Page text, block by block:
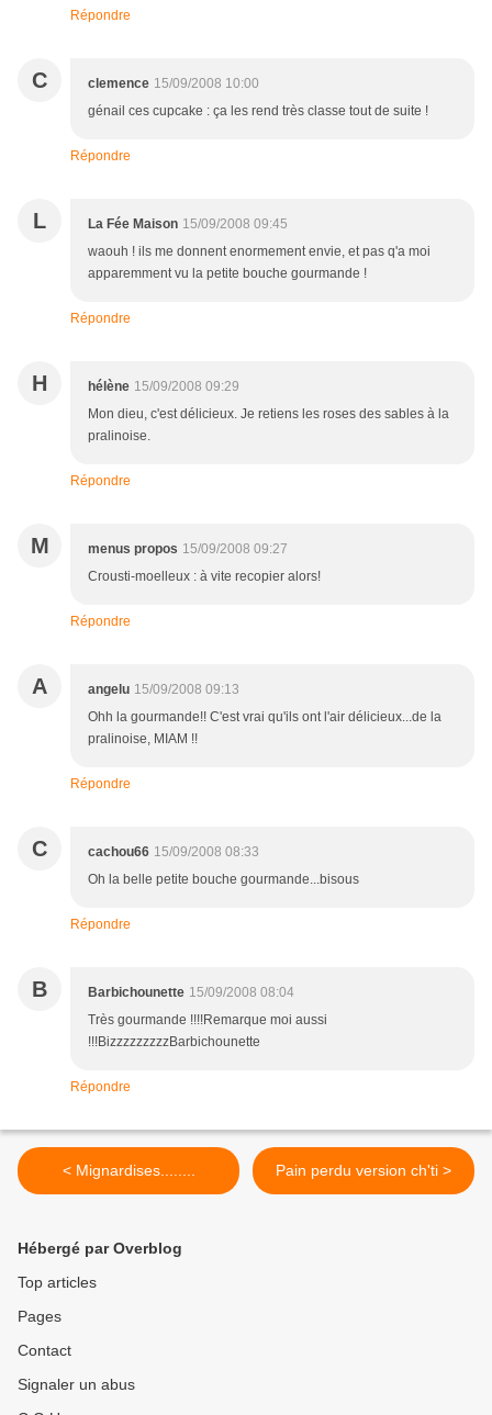
Répondre
C clemence 15/09/2008 10:00
génail ces cupcake : ça les rend très classe tout de suite !
Répondre
L La Fée Maison 15/09/2008 09:45
waouh ! ils me donnent enormement envie, et pas q'a moi
apparemment vu la petite bouche gourmande !
Répondre
H hélène 15/09/2008 09:29
Mon dieu, c'est délicieux. Je retiens les roses des sables à la
pralinoise.
Répondre
M menus propos 15/09/2008 09:27
Crousti-moelleux : à vite recopier alors!
Répondre
A angelu 15/09/2008 09:13
Ohh la gourmande!! C'est vrai qu'ils ont l'air délicieux...de la
pralinoise, MIAM !!
Répondre
C cachou66 15/09/2008 08:33
Oh la belle petite bouche gourmande...bisous
Répondre
B Barbichounette 15/09/2008 08:04
Très gourmande !!!!Remarque moi aussi
!!!BizzzzzzzzzBarbichounette
Répondre
< Mignardises........ Pain perdu version ch'ti >
Hébergé par Overblog
Top articles
Pages
Contact
Signaler un abus